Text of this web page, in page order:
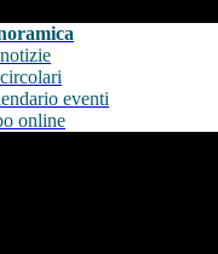
eventi
online